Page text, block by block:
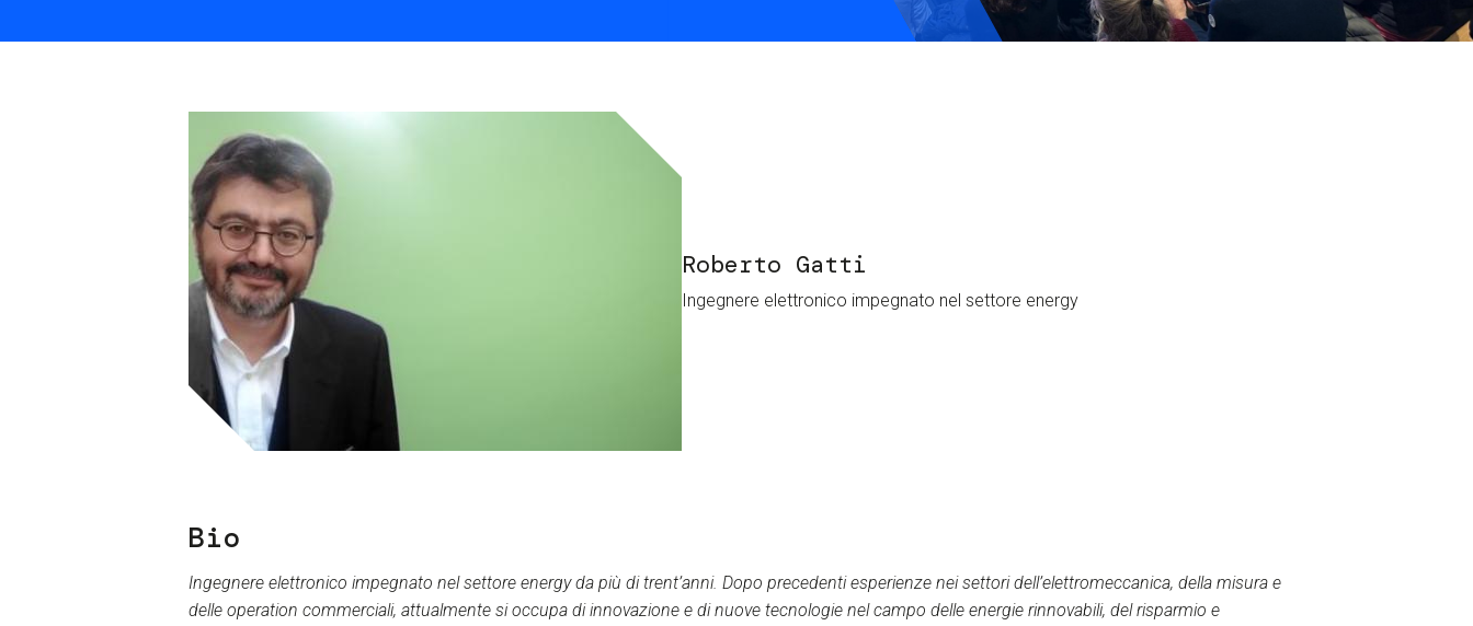
Servizi e accessibilità
Contatti
Biglietti
Roberto Gatti
Ingegnere elettronico impegnato nel settore energy
Bio
Ingegnere elettronico impegnato nel settore energy da più di trent’anni. Dopo precedenti esperienze nei settori dell’elettromeccanica, della misura e
delle operation commerciali, attualmente si occupa di innovazione e di nuove tecnologie nel campo delle energie rinnovabili, del risparmio e